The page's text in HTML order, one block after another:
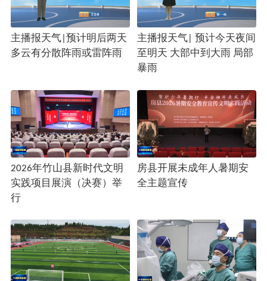
主播报天气|预计明后两天
多云有分散阵雨或雷阵雨
主播报天气| 预计今天夜间
至明天 大部中到大雨 局部
暴雨
2026年竹山县新时代文明
实践项目展演（决赛）举
行
房县开展未成年人暑期安
全主题宣传